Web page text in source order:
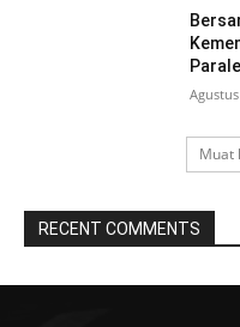
Muat
RECENT COMMENTS